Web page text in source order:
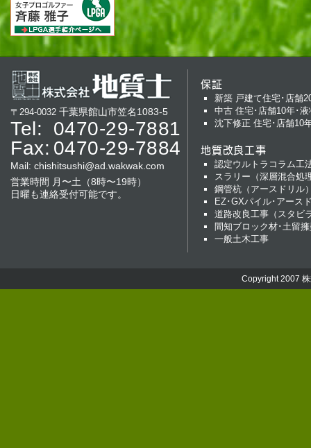
〒294-0032 千葉県館山市笠名1083-5
Tel:
0470-29-7881
Fax: 0470-29-7884
Mail: chishitsushi@ad.wakwak.com
営業時間 月〜土（8時〜19時）
日曜も連絡受付可能です。
保証
新築 戸建て住宅･店舗
中古 住宅･店舗10年･液
沈下修正 住宅･店舗10
地質改良工事
認定ウルトラコラム工
スラリー（深層混合処
鋼管杭（アースドリル
EZ･GXパイル･アース
道路改良工事（スタビ
間知ブロック材･土留
一般土木工事
Copyright 2007